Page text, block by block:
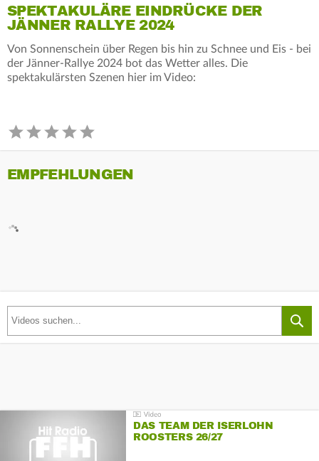
SPEKTAKULÄRE EINDRÜCKE DER
JÄNNER RALLYE 2024
Von Sonnenschein über Regen bis hin zu Schnee und Eis - bei
der Jänner-Rallye 2024 bot das Wetter alles. Die
spektakulärsten Szenen hier im Video:
EMPFEHLUNGEN
DAS TEAM DER ISERLOHN
ROOSTERS 26/27